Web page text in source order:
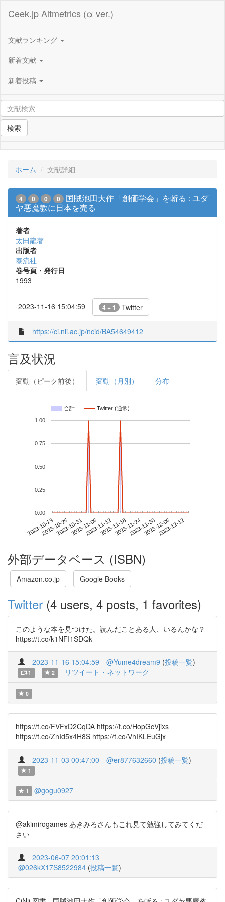
Ceek.jp Altmetrics (α ver.)
文献ランキング
新着文献
新着投稿
検索
ホーム 文献詳細
4 0 0 0
国賊池田大作「創価学会」を斬る : ユダ
ヤ悪魔教に日本を売る
著者
太田龍著
出版者
泰流社
巻号頁・発行日
1993
2023-11-16 15:04:59 4 + 1 Twitter
https://ci.nii.ac.jp/ncid/BA54649412
言及状況
変動（ピーク前後） 変動（月別） 分布
合計 Twitter (通常)
2023-10-192023-10-252023-10-312023-11-062023-11-122023-11-182023-11-242023-11-302023-12-062023-12-12
0.00
0.25
0.50
0.75
1.00
外部データベース (ISBN)
Amazon.co.jp Google Books
Twitter (4 users, 4 posts, 1 favorites)
このような本を見つけた。読んだことある人、いるんかな？
https://t.co/k1NFI1SDQk
2023-11-16 15:04:59 @Yume4dream9 (投稿一覧)
1 2 リツイート・ネットワーク
0
https://t.co/FVFxD2CqDA https://t.co/HopGcVjixs
https://t.co/ZnId5x4H8S https://t.co/VhIKLEuGjx
2023-11-03 00:47:00 @er877632660 (投稿一覧)
1
1 @gogu0927
@akimirogames あきみろさんもこれ見て勉強してみてくだ
さい
2023-06-07 20:01:13
@026kX17S8522984 (投稿一覧)